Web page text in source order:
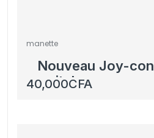
manette
Nouveau Joy-con
switch pro
40,000CFA